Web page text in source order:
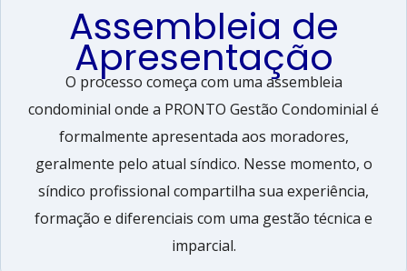
Assembleia de
Apresentação
O processo começa com uma assembleia
condominial onde a PRONTO Gestão Condominial é
formalmente apresentada aos moradores,
geralmente pelo atual síndico. Nesse momento, o
síndico profissional compartilha sua experiência,
formação e diferenciais com uma gestão técnica e
imparcial.